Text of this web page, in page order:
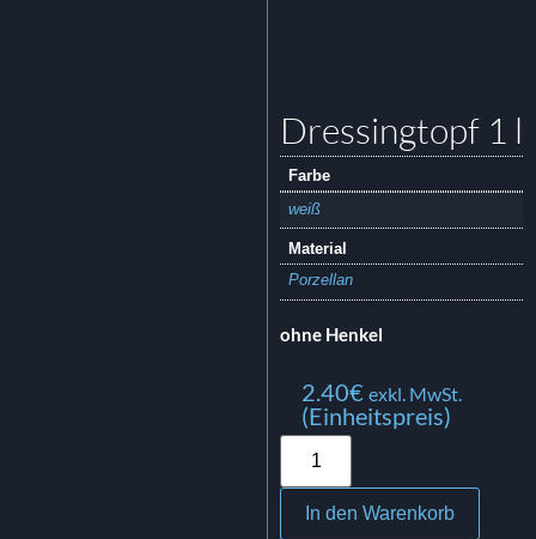
Dressingtopf 1 l
Farbe
weiß
Material
Porzellan
ohne Henkel
2.40€ exkl. MwSt.
(Einheitspreis)
In den Warenkorb